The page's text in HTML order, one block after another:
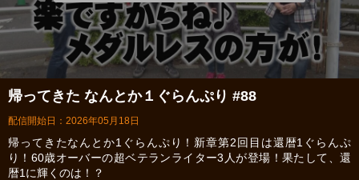
帰ってきた なんとか１ぐらんぷり #88
配信開始日：2026年05月18日
帰ってきたなんとか1ぐらんぷり！新章第2回目は還暦1ぐらんぷ
り！60歳オーバーの超ベテランライター3人が登場！果たして、還
暦1に輝くのは！？